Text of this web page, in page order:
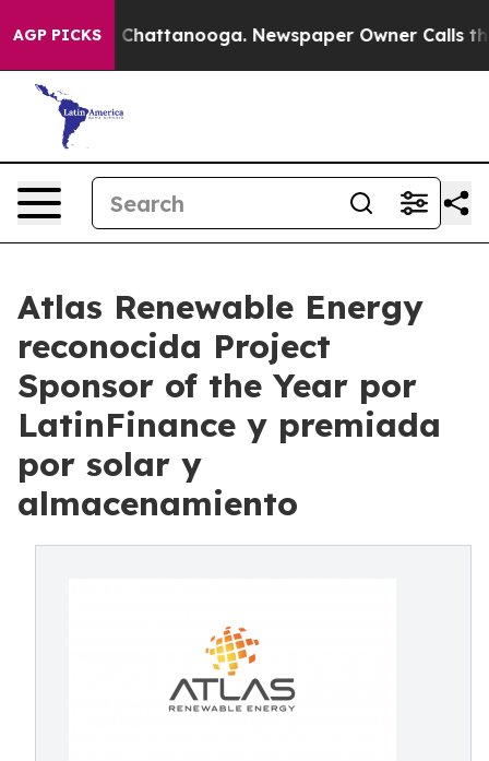
AGP PICKS
in Chattanooga. Newspaper Owner Calls the
Atlas Renewable Energy
reconocida Project
Sponsor of the Year por
LatinFinance y premiada
por solar y
almacenamiento